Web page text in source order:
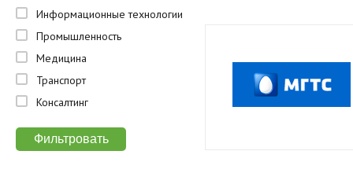
Информационные технологии
Промышленность
Медицина
Транспорт
Консалтинг